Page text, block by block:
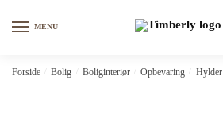
MENU
Forside Bolig Boliginteriør Opbevaring Hylder